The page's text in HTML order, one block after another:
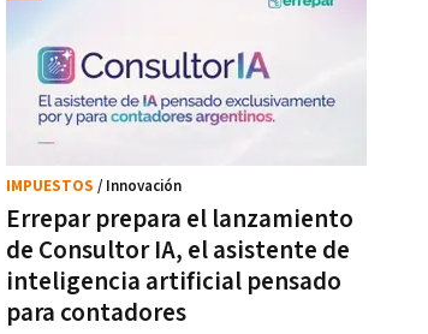
Errepar prepara el lanzamiento
de Consultor IA, el asistente de
inteligencia artificial pensado
para contadores
IMPUESTOS / Innovación